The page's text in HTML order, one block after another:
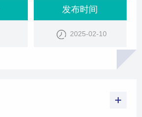
发布时间
2025-02-10